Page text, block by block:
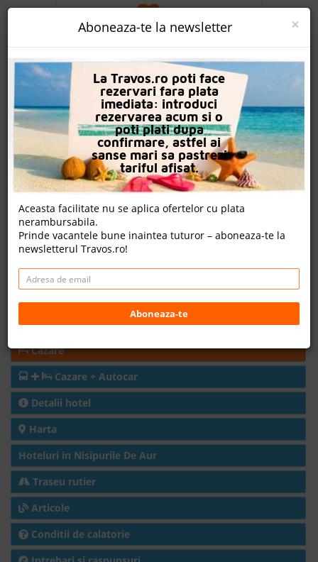
Hotel Admiral
6 review-uri , nota Travos: 8.5
Nisipurile De Aur, Varna, Bulgaria
Golden Sands, 9007 Nisipurile de Aur, Bulgaria
Distanta fata de plaja: 10m
Cazare - 1,302.00 EUR
Rezerva acum
Cazare
Cazare + Autocar
Detalii hotel
Harta
Hoteluri in Nisipurile De Aur
Traseu rutier
Articole
Conditii de calatorie
PROMO
CAUTA REZERVARE
OFERTA PERSONALIZATA
DESPRE NOI
LOGIN
CAZARE
CHARTER AVION
CAZARE + AUTOCAR
CONTACT
+40 376 444 888
LEI EURO
×
Aboneaza-te la newsletter
La Travos.ro poti face
rezervari fara plata
imediata: introduci
rezervarea acum si o
poti plati dupa
confirmare, astfel ai
sanse mari sa pastrezi
tariful afisat.
Aceasta facilitate nu se aplica ofertelor cu plata
nerambursabila.
Prinde vacantele bune inaintea tuturor – aboneaza-te la
newsletterul Travos.ro!
Aboneaza-te